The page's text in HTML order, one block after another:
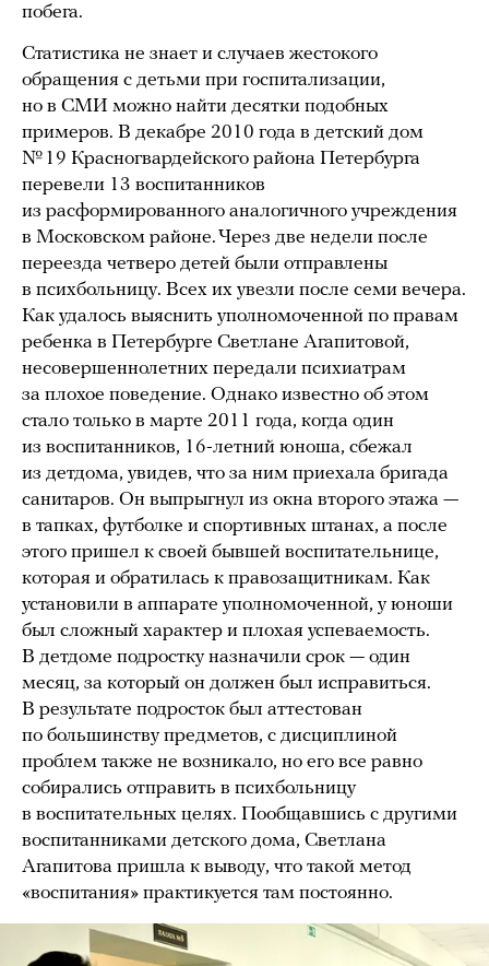
побега.
Статистика не знает и случаев жестокого
обращения с детьми при госпитализации,
но в СМИ можно найти десятки подобных
примеров. В декабре 2010 года в детский дом
№ 19 Красногвардейского района Петербурга
перевели 13 воспитанников
из расформированного аналогичного учреждения
в Московском районе. Через две недели после
переезда четверо детей были отправлены
в психбольницу. Всех их увезли после семи вечера.
Как удалось выяснить уполномоченной по правам
ребенка в Петербурге Светлане Агапитовой,
несовершеннолетних передали психиатрам
за плохое поведение. Однако известно об этом
стало только в марте 2011 года, когда один
из воспитанников, 16-летний юноша, сбежал
из детдома, увидев, что за ним приехала бригада
санитаров. Он выпрыгнул из окна второго этажа —
в тапках, футболке и спортивных штанах, а после
этого пришел к своей бывшей воспитательнице,
которая и обратилась к правозащитникам. Как
установили в аппарате уполномоченной, у юноши
был сложный характер и плохая успеваемость.
В детдоме подростку назначили срок — один
месяц, за который он должен был исправиться.
В результате подросток был аттестован
по большинству предметов, с дисциплиной
проблем также не возникало, но его все равно
собирались отправить в психбольницу
в воспитательных целях. Пообщавшись с другими
воспитанниками детского дома, Светлана
Агапитова пришла к выводу, что такой метод
«воспитания» практикуется там постоянно.